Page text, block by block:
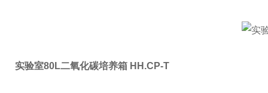
实验室80L二氧化碳培养箱 HH.CP-T